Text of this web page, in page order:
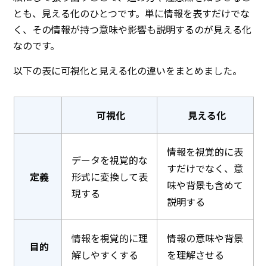
とも、見える化のひとつです。単に情報を表すだけでな
く、その情報が持つ意味や影響も説明するのが見える化
なのです。
以下の表に可視化と見える化の違いをまとめました。
可視化 見える化
定義
データを視覚的な
形式に変換して表
現する
情報を視覚的に表
すだけでなく、意
味や背景も含めて
説明する
目的
情報を視覚的に理
解しやすくする
情報の意味や背景
を理解させる